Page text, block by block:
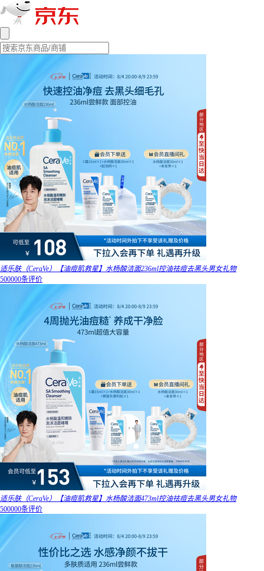
适乐肤（CeraVe）【油痘肌救星】水杨酸洁面236ml控油祛痘去黑头男女礼物
500000条评价
适乐肤（CeraVe）【油痘肌救星】水杨酸洁面473ml控油祛痘去黑头男女礼物
500000条评价